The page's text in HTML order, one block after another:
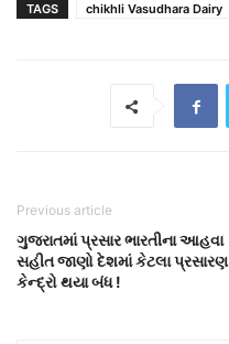
TAGS chikhli Vasudhara Dairy
Previous article
ગુજરાતમાં પ્રસાર ભારતીના આહવા
સહીત જાણો દેશમાં કેટલા પ્રસારણ
કેન્દ્રો થયા બંધ !